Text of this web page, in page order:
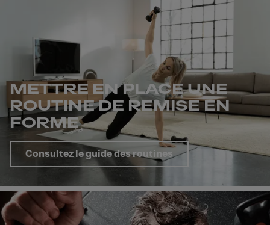
METTRE EN PLACE UNE
ROUTINE DE REMISE EN
FORME
Consultez le guide des routines